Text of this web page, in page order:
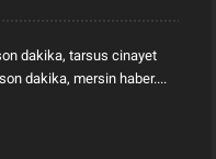
dakika, tarsus cinayet
dakika, mersin haber....